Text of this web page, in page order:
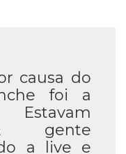
causa do
foi a
gente
a live e